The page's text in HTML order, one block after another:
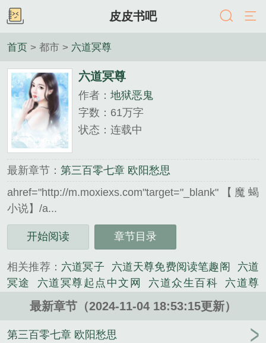
皮皮书吧
首页 > 都市 > 六道冥尊
六道冥尊
作者： 地狱恶鬼
字数：61万字
状态：连载中
最新章节： 第三百零七章 欧阳愁思
ahref="http://m.moxiexs.com"target="_blank"【魔蝎
小说】/a...
《六道冥尊》是地狱恶鬼精心创作的都市类小说。
开始阅读
章节目录
相关推荐： 六道冥子 六道天尊免费阅读笔趣阁
六道
冥途
六道冥尊起点中文网 六道众生百科
六道尊
六道先尊 六道冥界是什么意思
六道冥尊哪个听
书好听 六道道尊 六道仙尊
道帝尊免费阅读 六道冥尊 七陨
六冥的真身是什么
最新章节（2024-11-04 18:53:15更新）
第三百零七章 欧阳愁思